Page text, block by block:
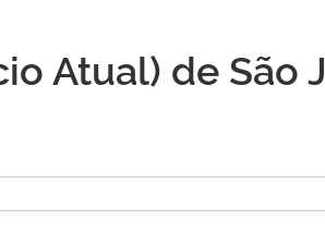
Atual) de São